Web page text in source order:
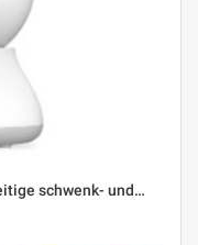
schwenk- und…